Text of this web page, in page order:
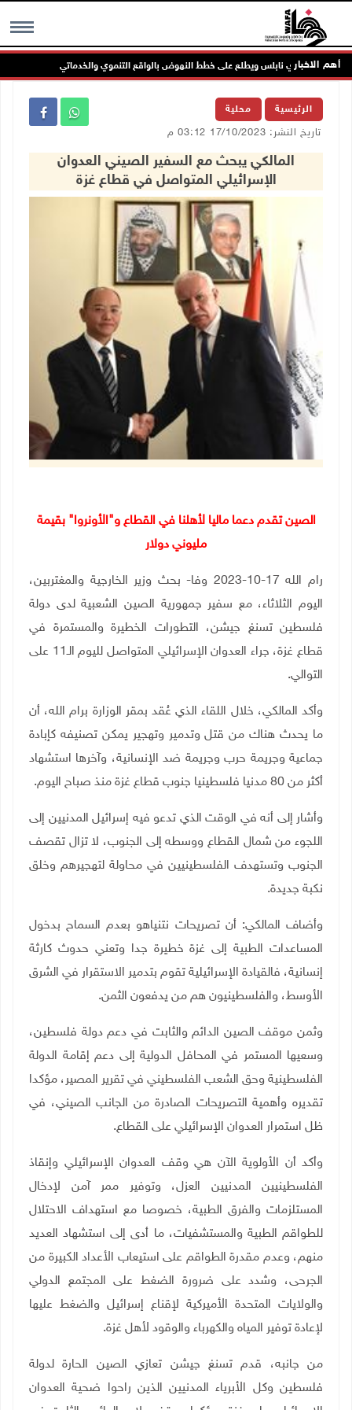
MENU أهم الاخبار
مجلس بلدي نابلس ويطلع على خطط النهوض بالواقع التنموي والخدماتي
الرئيسية محلية
تاريخ النشر: 17/10/2023 03:12 م
المالكي يبحث مع السفير الصيني العدوان
الإسرائيلي المتواصل في قطاع غزة
الصين تقدم دعما ماليا لأهلنا في القطاع و"الأونروا" بقيمة
مليوني دولار
رام الله 17-10-2023 وفا- بحث وزير الخارجية والمغتربين،
اليوم الثلاثاء، مع سفير جمهورية الصين الشعبية لدى دولة
فلسطين تسنغ جيشن، التطورات الخطيرة والمستمرة في
قطاع غزة، جراء العدوان الإسرائيلي المتواصل لليوم الـ11 على
التوالي.
وأكد المالكي، خلال اللقاء الذي عُقد بمقر الوزارة برام الله، أن
ما يحدث هناك من قتل وتدمير وتهجير يمكن تصنيفه كإبادة
جماعية وجريمة حرب وجريمة ضد الإنسانية، وآخرها استشهاد
أكثر من 80 مدنيا فلسطينيا جنوب قطاع غزة منذ صباح اليوم.
وأشار إلى أنه في الوقت الذي تدعو فيه إسرائيل المدنيين إلى
اللجوء من شمال القطاع ووسطه إلى الجنوب، لا تزال تقصف
الجنوب وتستهدف الفلسطينيين في محاولة لتهجيرهم وخلق
نكبة جديدة.
وأضاف المالكي: أن تصريحات نتنياهو بعدم السماح بدخول
المساعدات الطبية إلى غزة خطيرة جدا وتعني حدوث كارثة
إنسانية، فالقيادة الإسرائيلية تقوم بتدمير الاستقرار في الشرق
الأوسط، والفلسطينيون هم من يدفعون الثمن.
وثمن موقف الصين الدائم والثابت في دعم دولة فلسطين،
وسعيها المستمر في المحافل الدولية إلى دعم إقامة الدولة
الفلسطينية وحق الشعب الفلسطيني في تقرير المصير، مؤكدا
تقديره وأهمية التصريحات الصادرة من الجانب الصيني، في
ظل استمرار العدوان الإسرائيلي على القطاع.
وأكد أن الأولوية الآن هي وقف العدوان الإسرائيلي وإنقاذ
الفلسطينيين المدنيين العزل، وتوفير ممر آمن لإدخال
المستلزمات والفرق الطبية، خصوصا مع استهداف الاحتلال
للطواقم الطبية والمستشفيات، ما أدى إلى استشهاد العديد
منهم، وعدم مقدرة الطواقم على استيعاب الأعداد الكبيرة من
الجرحى، وشدد على ضرورة الضغط على المجتمع الدولي
والولايات المتحدة الأميركية لإقناع إسرائيل والضغط عليها
لإعادة توفير المياه والكهرباء والوقود لأهل غزة.
من جانبه، قدم تسنغ جيشن تعازي الصين الحارة لدولة
فلسطين وكل الأبرياء المدنيين الذين راحوا ضحية العدوان